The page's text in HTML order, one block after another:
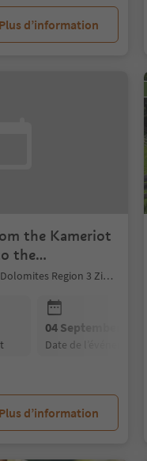
Plus d’information
the Kameriot
the
Toblach/Dobbiaco, Dolomites Region 3 Zinnen
04 September 2026
date de l’événement
Plus d’information